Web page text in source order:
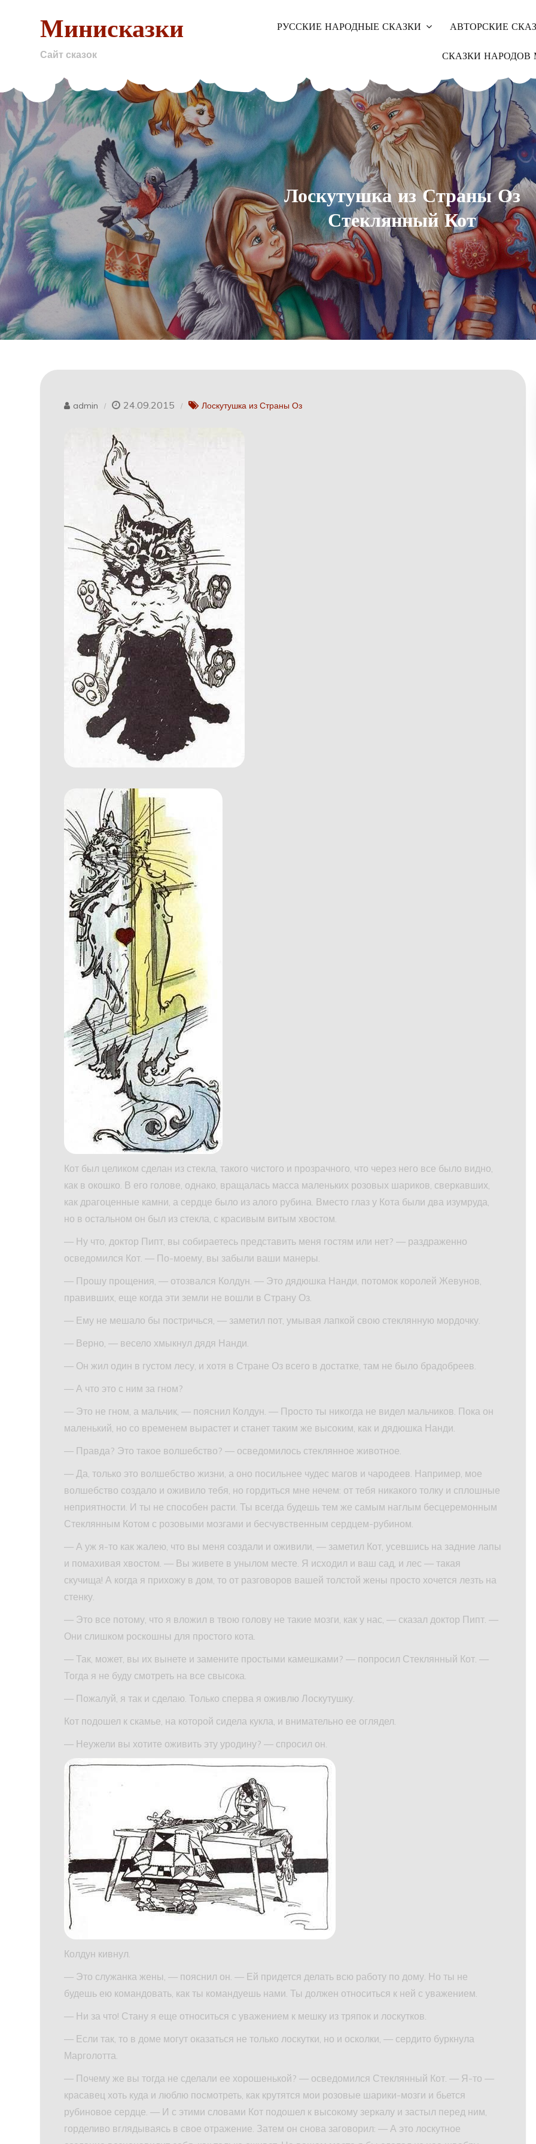
Минисказки
Сайт сказок
РУССКИЕ НАРОДНЫЕ СКАЗКИ АВТОРСКИЕ
СКАЗКИ НАРОДОВ
Лоскутушка из Страны Оз
Стеклянный Кот
admin 24.09.2015 Лоскутушка из Страны Оз
Кот был целиком сделан из стекла, такого чистого и прозрачного, что через него все было видно,
как в окошко. В его голове, однако, вращалась масса маленьких розовых шариков, сверкавших,
как драгоценные камни, а сердце было из алого рубина. Вместо глаз у Кота были два изумруда,
но в остальном он был из стекла, с красивым витым хвостом.
— Ну что, доктор Пипт, вы собираетесь представить меня гостям или нет? — раздраженно
осведомился Кот. — По-моему, вы забыли ваши манеры.
— Прошу прощения, — отозвался Колдун. — Это дядюшка Нанди, потомок королей Жевунов,
правивших, еще когда эти земли не вошли в Страну Оз.
— Ему не мешало бы постричься, — заметил пот, умывая лапкой свою стеклянную мордочку.
— Верно, — весело хмыкнул дядя Нанди.
— Он жил один в густом лесу, и хотя в Стране Оз всего в достатке, там не было брадобреев.
— А что это с ним за гном?
— Это не гном, а мальчик, — пояснил Колдун. — Просто ты никогда не видел мальчиков. Пока он
маленький, но со временем вырастет и станет таким же высоким, как и дядюшка Нанди.
— Правда? Это такое волшебство? — осведомилось стеклянное животное.
— Да, только это волшебство жизни, а оно посильнее чудес магов и чародеев. Например, мое
волшебство создало и оживило тебя, но гордиться мне нечем: от тебя никакого толку и сплошные
неприятности. И ты не способен расти. Ты всегда будешь тем же самым наглым бесцеремонным
Стеклянным Котом с розовыми мозгами и бесчувственным сердцем-рубином.
— А уж я-то как жалею, что вы меня создали и оживили, — заметил Кот, усевшись на задние лапы
и помахивая хвостом. — Вы живете в унылом месте. Я исходил и ваш сад, и лес — такая
скучища! А когда я прихожу в дом, то от разговоров вашей толстой жены просто хочется лезть на
стенку.
— Это все потому, что я вложил в твою голову не такие мозги, как у нас, — сказал доктор Пипт. —
Они слишком роскошны для простого кота.
— Так, может, вы их вынете и замените простыми камешками? — попросил Стеклянный Кот. —
Тогда я не буду смотреть на все свысока.
— Пожалуй, я так и сделаю. Только сперва я оживлю Лоскутушку.
Кот подошел к скамье, на которой сидела кукла, и внимательно ее оглядел.
— Неужели вы хотите оживить эту уродину? — спросил он.
Колдун кивнул.
— Это служанка жены, — пояснил он. — Ей придется делать всю работу по дому. Но ты не
будешь ею командовать, как ты командуешь нами. Ты должен относиться к ней с уважением.
— Ни за что! Стану я еще относиться с уважением к мешку из тряпок и лоскутков.
— Если так, то в доме могут оказаться не только лоскутки, но и осколки, — сердито буркнула
Марголотта.
— Почему же вы тогда не сделали ее хорошенькой? — осведомился Стеклянный Кот. — Я-то —
красавец хоть куда и люблю посмотреть, как крутятся мои розовые шарики-мозги и бьется
рубиновое сердце. — И с этими словами Кот подошел к высокому зеркалу и застыл перед ним,
горделиво вглядываясь в свое отражение. Затем он снова заговорил: — А это лоскутное